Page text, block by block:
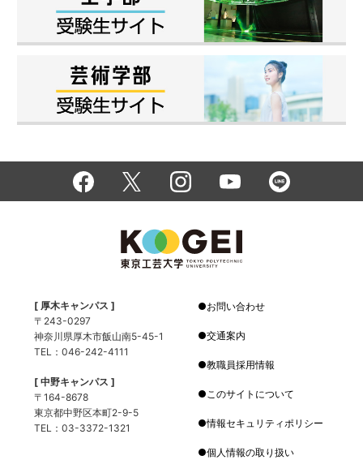
[ 厚木キャンパス ]
〒243-0297
神奈川県厚木市飯山南5-45-1
TEL：046-242-4111
[ 中野キャンパス ]
〒164-8678
東京都中野区本町2-9-5
TEL：03-3372-1321
お問い合わせ
交通案内
教職員採用情報
このサイトについて
情報セキュリティポリシー
個人情報の取り扱い